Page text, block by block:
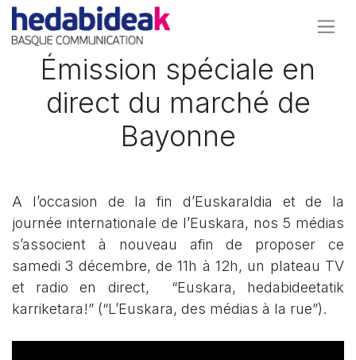
Émission spéciale en
direct du marché de
Bayonne
A l’occasion de la fin d’Euskaraldia et de la
journée internationale de l’Euskara, nos 5 médias
s’associent à nouveau afin de proposer ce
samedi 3 décembre, de 11h à 12h, un plateau TV
et radio en direct,
“Euskara, hedabideetatik
karriketara!” (“L’Euskara, des médias à la rue”).